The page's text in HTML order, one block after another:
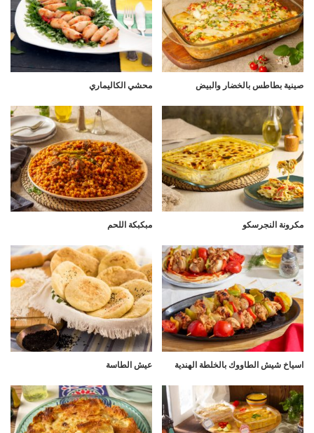
صينية بطاطس بالخضار والبيض محشي الكاليماري
مكرونة النجرسكو مبكبكة اللحم
اسياخ شيش الطاووك بالخلطة الهندية عيش الطاسة